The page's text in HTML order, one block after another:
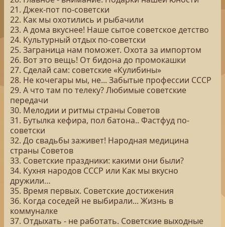
21. Джек-пот по-советски
22. Как мы охотились и рыбачили
23. А дома вкуснее! Наше сытое советское детство
24. Культурный отдых по-советски
25. Заграница нам поможет. Охота за импортом
26. Вот это вещь! От бидона до промокашки
27. Сделай сам: советские «Кулибины»
28. Не кочегары мы, не... Забытые профессии СССР
29. А что там по телеку? Любимые советские
передачи
30. Мелодии и ритмы страны Советов
31. Бутылка кефира, пол батона.. Фастфуд по-
советски
32. До свадьбы заживет! Народная медицина
страны Советов
33. Советские праздники: какими они были?
34. Кухня народов СССР или Как мы вкусно
дружили…
35. Время первых. Советские достижения
36. Когда соседей не выбирали... Жизнь в
коммуналке
37. Отдыхать - не работать. Советские выходные